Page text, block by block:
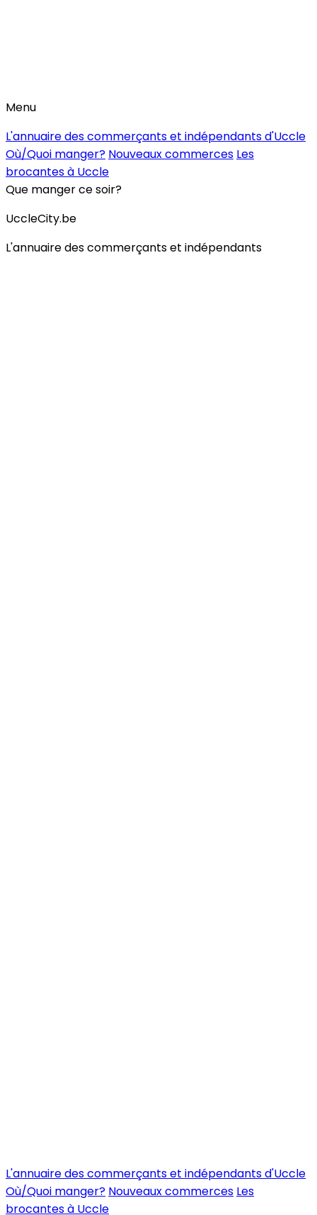
Menu
L'annuaire des commerçants et indépendants d'Uccle
Où/Quoi manger? Nouveaux commerces Les
brocantes à Uccle
Que manger ce soir?
UccleCity.be
L'annuaire des commerçants et indépendants
L'annuaire des commerçants et indépendants d'Uccle
Où/Quoi manger? Nouveaux commerces Les
brocantes à Uccle